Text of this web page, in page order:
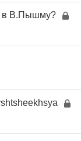
в В.Пышму?